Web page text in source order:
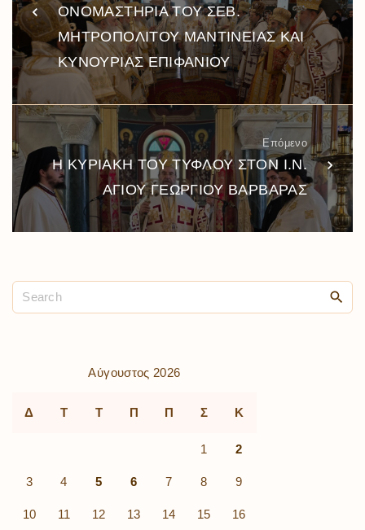
ΟΝΟΜΑΣΤΗΡΙΑ ΤΟΥ ΣΕΒ.
ΜΗΤΡΟΠΟΛΙΤΟΥ ΜΑΝΤΙΝΕΙΑΣ ΚΑΙ
ΚΥΝΟΥΡΙΑΣ ΕΠΙΦΑΝΙΟΥ
Επόμενο
Η ΚΥΡΙΑΚΗ ΤΟΥ ΤΥΦΛΟΥ ΣΤΟΝ Ι.Ν.
ΑΓΙΟΥ ΓΕΩΡΓΙΟΥ ΒΑΡΒΑΡΑΣ
Αύγουστος 2026
Δ Τ Τ Π Π Σ Κ
1 2
3 4 5 6 7 8 9
10 11 12 13 14 15 16